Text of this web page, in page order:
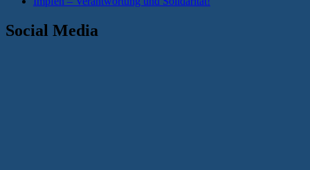
Social Media